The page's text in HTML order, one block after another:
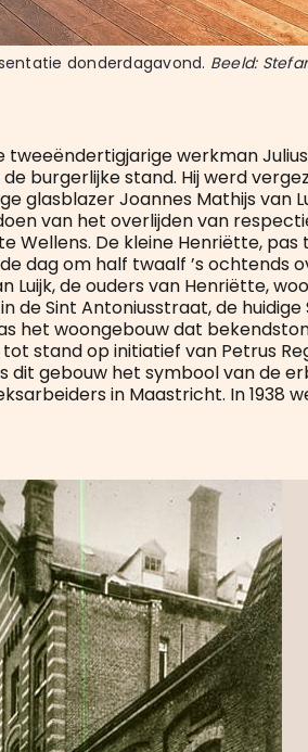
donderdagavond. Beeld:
tweeëndertigjarige werkman
burgerlijke stand. Hij werd
glasblazer Joannes Mathijs van
van het overlijden van
Wellens. De kleine Henriëtte, pas
dag om half twaalf ’s ochtends
Luijk, de ouders van Henriëtte,
de Sint Antoniusstraat, de huidige
het woongebouw dat
tot stand op initiatief van Petrus
dit gebouw het symbool van de
in Maastricht. In 1938